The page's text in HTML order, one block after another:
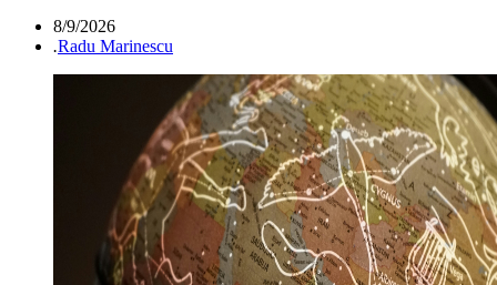
8/9/2026
.Radu Marinescu